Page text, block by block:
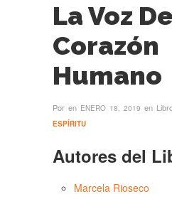
La Voz
Corazón
Humano
Por en ENERO 18, 2019 en
ESPÍRITU
Autores del
Marcela Rioseco